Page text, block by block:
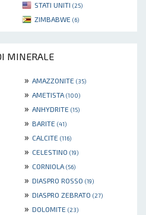
STATI UNITI (25)
ZIMBABWE (6)
MINERALE
» AMAZZONITE (35)
» AMETISTA (100)
» ANHYDRITE (15)
» BARITE (41)
» CALCITE (116)
» CELESTINO (19)
» CORNIOLA (56)
» DIASPRO ROSSO (19)
» DIASPRO ZEBRATO (27)
» DOLOMITE (23)